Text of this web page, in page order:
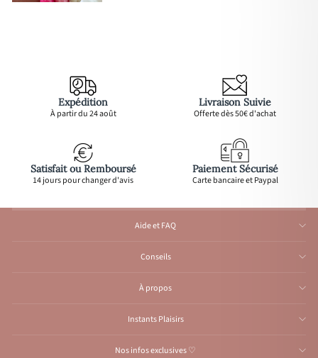
Expédition
À partir du 24 août
Livraison Suivie
Offerte dès 50€ d'achat
Satisfait ou Remboursé
14 jours pour changer d'avis
Paiement Sécurisé
Carte bancaire et Paypal
Aide et FAQ
Conseils
À propos
Instants Plaisirs
Nos infos exclusives ♡